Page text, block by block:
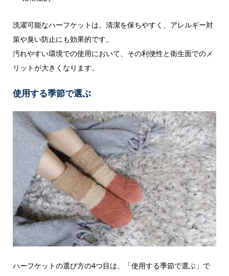
洗濯可能なハーフケットは、清潔を保ちやすく、アレルギー対
策や臭い防止にも効果的です。
汚れやすい環境での使用において、その利便性と衛生面でのメ
リットが大きくなります。
使用する季節で選ぶ
ハーフケットの選び方の4つ目は、「使用する季節で選ぶ」で